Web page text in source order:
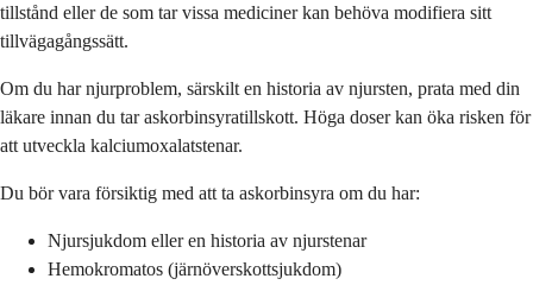
tillstånd eller de som tar vissa mediciner kan behöva modifiera sitt
tillvägagångssätt.
Om du har njurproblem, särskilt en historia av njursten, prata med din
läkare innan du tar askorbinsyratillskott. Höga doser kan öka risken för
att utveckla kalciumoxalatstenar.
Du bör vara försiktig med att ta askorbinsyra om du har:
Njursjukdom eller en historia av njurstenar
Hemokromatos (järnöverskottsjukdom)